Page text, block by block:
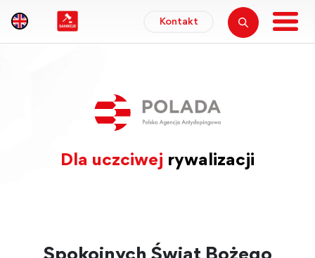
Kontakt
Dla uczciwej rywalizacji